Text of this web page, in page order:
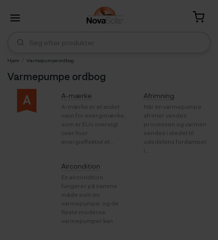
Hjem Varmepumpe ordbog
Varmepumpe ordbog
A A-mærke
A-mærke er et andet
navn for energimærke,
som er EUs oversigt
over hvor
energieffektivt et...
Afrimning
Når en varmepumpe
afrimer vendes
processen og varmen
sendes i stedet til
udedelens fordamper.
I...
Aircondition
En aircondition
fungerer på samme
måde som en
varmepumpe, og de
fleste moderne
varmepumper kan...